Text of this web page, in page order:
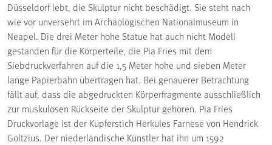
Düsseldorf lebt, die Skulptur nicht beschädigt. Sie steht nach
wie vor unversehrt im Archäologischen Nationalmuseum in
Neapel. Die drei Meter hohe Statue hat auch nicht Modell
gestanden für die Körperteile, die Pia Fries mit dem
Siebdruckverfahren auf die 1,5 Meter hohe und sieben Meter
lange Papierbahn übertragen hat. Bei genauerer Betrachtung
fällt auf, dass die abgedruckten Körperfragmente ausschließlich
zur muskulösen Rückseite der Skulptur gehören. Pia Fries
Druckvorlage ist der Kupferstich Herkules Farnese von Hendrick
Goltzius. Der niederländische Künstler hat ihn um 1592